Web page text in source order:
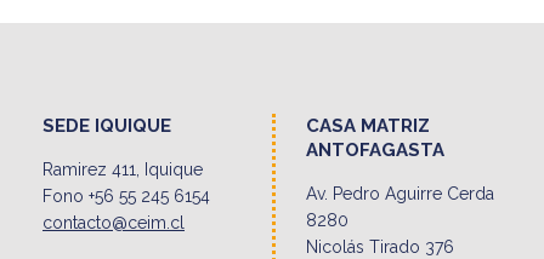
SEDE IQUIQUE
Ramirez 411, Iquique
Fono +56 55 245 6154
contacto@ceim.cl
CASA MATRIZ
ANTOFAGASTA
Av. Pedro Aguirre Cerda
8280
Nicolás Tirado 376